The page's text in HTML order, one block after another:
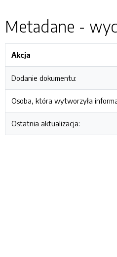
Metadane -
Akcja
Dodanie dokumentu:
Osoba, która wytworzyła
Ostatnia aktualizacja: